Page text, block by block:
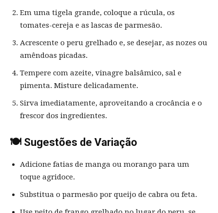
Em uma tigela grande, coloque a rúcula, os
tomates-cereja e as lascas de parmesão.
Acrescente o peru grelhado e, se desejar, as nozes ou
amêndoas picadas.
Tempere com azeite, vinagre balsâmico, sal e
pimenta. Misture delicadamente.
Sirva imediatamente, aproveitando a crocância e o
frescor dos ingredientes.
🍽️ Sugestões de Variação
Adicione fatias de manga ou morango para um
toque agridoce.
Substitua o parmesão por queijo de cabra ou feta.